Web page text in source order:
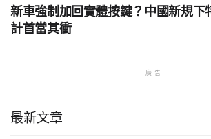
新車強制加回實體按鍵？中國新規下
計首當其衝
廣告
最新文章